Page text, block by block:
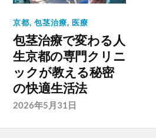
京都,包茎治療, 医療
包茎治療で変わる人
生京都の専門クリニ
ックが教える秘密
の快適生活法
2026年5月31日